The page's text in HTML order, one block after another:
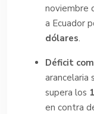
noviembre
a Ecuador
dólares.
Déficit
arancelaria
supera los
en contra